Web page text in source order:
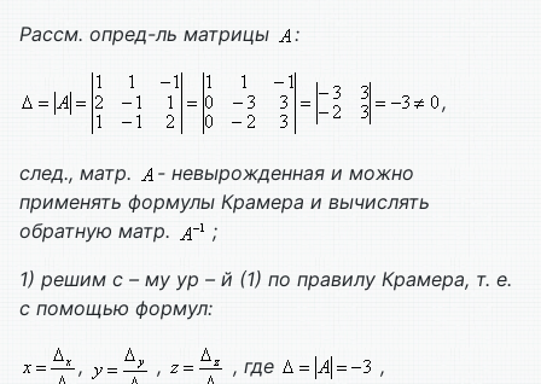
Рассм. опред-ль матрицы :
,
след., матр.
- невырожденная и можно
применять формулы Крамера и вычислять
обратную матр.
;
1) решим с – му ур – й (1) по правилу Крамера, т. е.
с помощью формул:
, , , где ,